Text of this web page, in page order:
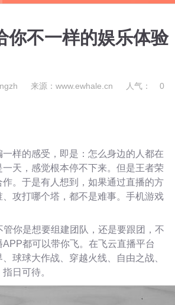
你不一样的娱乐体验
来源：www.ewhale.cn 人气： 0
样的感受，即是：怎么身边的人都在
天，感觉根本停不下来。但是王者荣
。于是有人想到，如果通过直播的方
攻打哪个塔，都不是难事。手机游戏
你是想要组建团队，还是要跟团，不
都可以带你飞。在飞云直播平台
球球大作战、穿越火线、自由之战、
日可待。